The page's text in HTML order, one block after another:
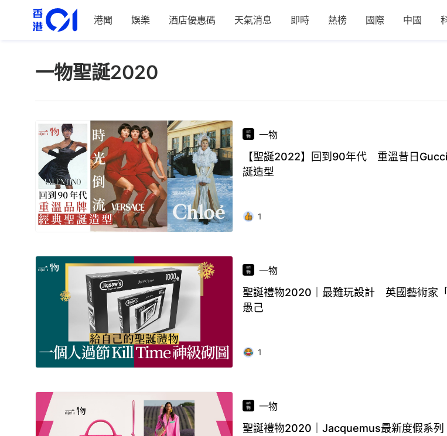
港聞 娛樂 酒店優惠碼 天氣消息 即時 熱榜 國際 中國
一物聖誕2020
一物
【聖誕2022】回到90年代 重溫昔日
誕造型
1
一物
聖誕禮物2020｜最難玩設計 英國藝術家
愚己
1
一物
聖誕禮物2020｜Jacquemus最新度假系